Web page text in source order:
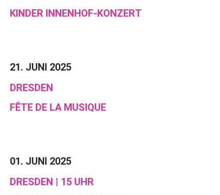
KINDER INNENHOF-KONZERT
21. JUNI 2025
DRESDEN
FÊTE DE LA MUSIQUE
01. JUNI 2025
DRESDEN | 15 UHR